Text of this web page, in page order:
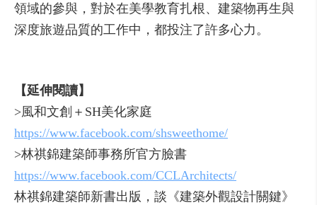
領域的參與，對於在美學教育扎根、建築物再生與
深度旅遊品質的工作中，都投注了許多心力。
【延伸閱讀】
>風和文創＋SH美化家庭
https://www.facebook.com/shsweethome/
>林祺錦建築師事務所官方臉書
https://www.facebook.com/CCLArchitects/
林祺錦建築師新書出版，談《建築外觀設計關鍵》